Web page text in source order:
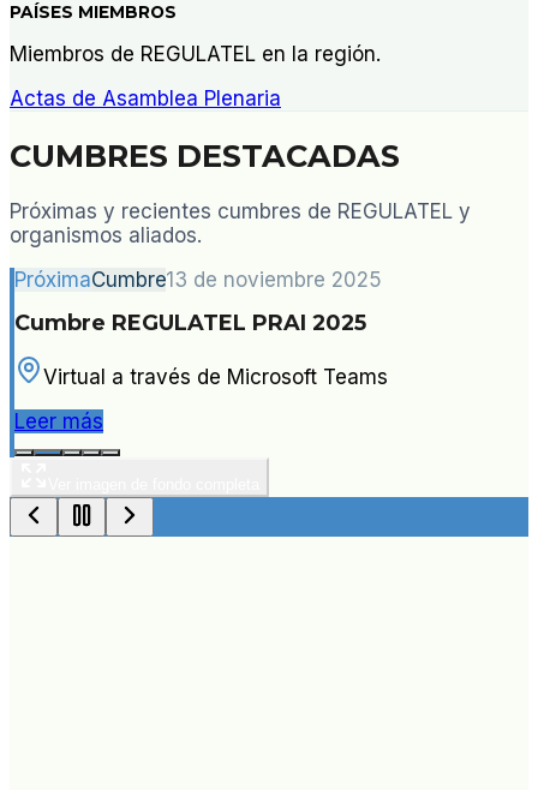
PAÍSES MIEMBROS
Miembros de REGULATEL en la región.
Actas de Asamblea Plenaria
CUMBRES DESTACADAS
Próximas y recientes cumbres de REGULATEL y
organismos aliados.
PróximaCumbre13 de noviembre 2025
Cumbre REGULATEL PRAI 2025
Virtual a través de Microsoft Teams
Leer más